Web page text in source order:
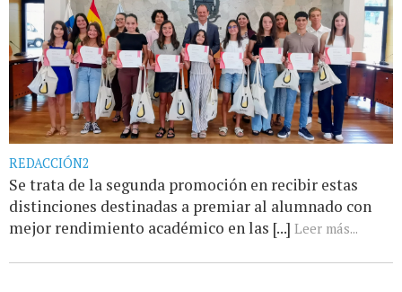
REDACCIÓN2
Se trata de la segunda promoción en recibir estas
distinciones destinadas a premiar al alumnado con
mejor rendimiento académico en las [...] Leer más...